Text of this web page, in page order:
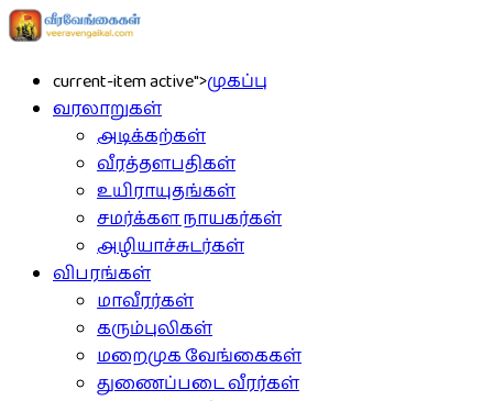
current-item active">முகப்பு
வரலாறுகள்
அடிக்கற்கள்
வீரத்தளபதிகள்
உயிராயுதங்கள்
சமர்க்கள நாயகர்கள்
அழியாச்சுடர்கள்
விபரங்கள்
மாவீரர்கள்
கரும்புலிகள்
மறைமுக வேங்கைகள்
துணைப்படை வீரர்கள்